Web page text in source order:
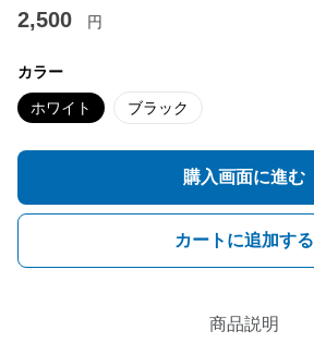
2,500 円
カラー
ホワイト ブラック
購入画面に進む
カートに追加する
商品説明